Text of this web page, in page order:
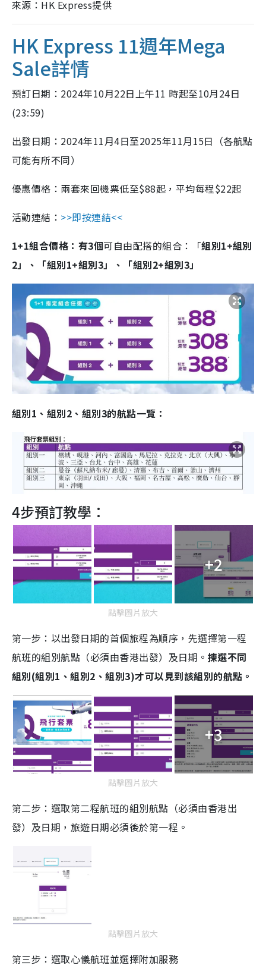
來源：HK Express提供
HK Express 11週年Mega
Sale詳情
預訂日期：2024年10月22日上午11 時起至10月24日
(23:59)
出發日期：2024年11月4日至2025年11月15日（各航點
可能有所不同）
優惠價格：兩套來回機票低至$88起，平均每程$22起
活動連結： >>即按連結<<
1+1組合價格：有3個可自由配搭的組合：「組別1+組別
2」、「組別1+組別3」、「組別2+組別3」
組別1、組別2、組別3的航點一覽：
4步預訂教學：
+2
點擊圖片放大
第一步：以出發日期的首個旅程為順序，先選擇第一程
航班的組別航點（必須由香港出發）及日期。 揀選不同
組別(組別1、組別2、組別3)才可以見到該組別的航點。
+3
點擊圖片放大
第二步：選取第二程航班的組別航點（必須由香港出
發）及日期，旅遊日期必須後於第一程。
點擊圖片放大
第三步：選取心儀航班並選擇附加服務